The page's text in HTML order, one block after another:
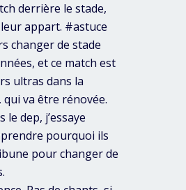
derrière le stade,
appart. #astuce
changer de stade
et ce match est
ultras dans la
va être rénovée.
dep, j’essaye
pourquoi ils
pour changer de